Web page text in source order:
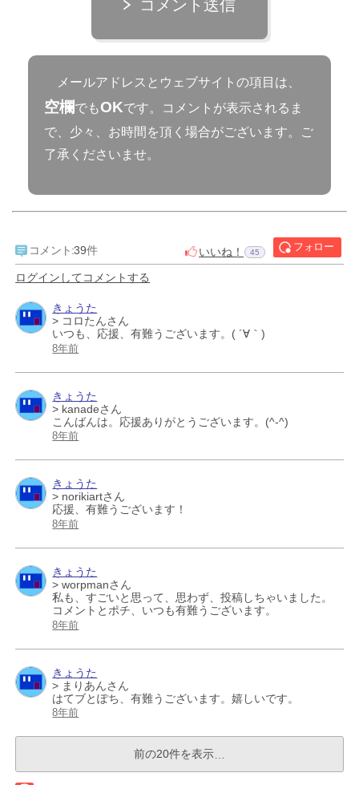
コメント送信
メールアドレスとウェブサイトの項目は、
空欄でもOKです。コメントが表示されるま
で、少々、お時間を頂く場合がございます。ご
了承くださいませ。